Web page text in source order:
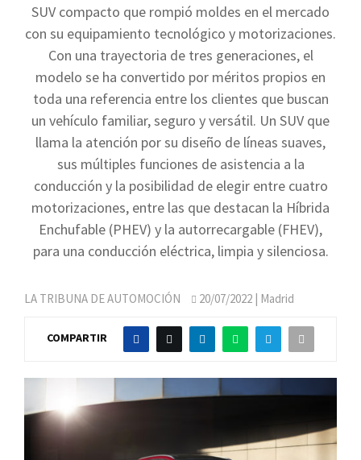
SUV compacto que rompió moldes en el mercado
con su equipamiento tecnológico y motorizaciones.
Con una trayectoria de tres generaciones, el
modelo se ha convertido por méritos propios en
toda una referencia entre los clientes que buscan
un vehículo familiar, seguro y versátil. Un SUV que
llama la atención por su diseño de líneas suaves,
sus múltiples funciones de asistencia a la
conducción y la posibilidad de elegir entre cuatro
motorizaciones, entre las que destacan la Híbrida
Enchufable (PHEV) y la autorrecargable (FHEV),
para una conducción eléctrica, limpia y silenciosa.
LA TRIBUNA DE AUTOMOCIÓN 20/07/2022 | Madrid
COMPARTIR